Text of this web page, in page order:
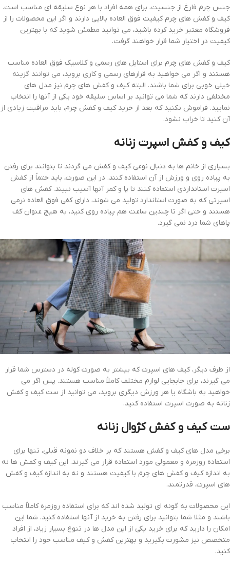
جنس چرم فارغ از جنسیت، برای همه افراد با هر نوع سلیقه ای مناسب است.
کیف و کفش های چرم کیفیت فوق العاده بالایی دارند و اگر این محصولات را از
فروشگاه معتبر خرید کرده باشید، می توانید مطمئن شوید که با بهترین
کیفیت در اختیار شما قرار خواهند گرفت.
کیف و کفش های چرم برای استایل های رسمی و کلاسیک فوق العاده مناسب
هستند و اگر می خواهید به قرارهای رسمی و کاری بروید، می توانند گزینه
خیلی خوبی برای شما باشند. البته کیف و کفش های چرم نیز مدل های
مختلفی دارند که شما می توانید بر اساس سلیقه خود یکی از آنها را انتخاب
نمایید. فراموش نکنید که بعد از خرید کیف و کفش چرم، باید مراقبت زیادی از
آن کنید تا خراب نشود.
کیف و کفش اسپرت زنانه
بسیاری از خانم ها به دنبال نوعی کیف و کفش می گردند تا بتوانند برای رفتن
به پیاده روی و ورزش از آن استفاده کنند. در این صورت، باید حتماً از کفش
اسپرت استانداردی استفاده کنند تا پا و کمر آنها آسیب نبیند. کفش های
اسپرتی که به صورت استاندارد تولید می شوند، دارای کفی فوق العاده نرمی
هستند و حتی اگر تا چندین ساعت هم پیاده روی کنید، به هیچ عنوان کف
پاهای شما درد نمی گیرد.
از طرف دیگر، کیف های اسپرت که بیشتر به صورت کوله در دسترس شما قرار
می گیرند، برای جابجایی لوازم مختلف کاملاً مناسب هستند. پس اگر می
خواهید به باشگاه یا هر ورزش دیگری بروید، می توانید از ست کیف و کفش
زنانه به صورت اسپرت استفاده کنید.
ست کیف و کفش کژوال زنانه
برخی مدل های کیف و کفش هستند که بر خلاف دو نمونه قبلی، تنها برای
استفاده روزمره و معمولی مورد استفاده قرار می گیرند. این کیف و کفش ها نه
به اندازه کیف و کفش های چرم با کیفیت هستند و نه به اندازه کیف و کفش
های اسپرت، قدرتمند.
این محصولات به گونه ای تولید شده اند که برای استفاده روزمره کاملاً مناسب
باشند و مثلا شما بتوانید برای رفتن به خرید از آنها استفاده کنید. شما این
امکان را دارید که برای خرید یکی از این مدل ها در تنوع بسیار زیاد، از افراد
متخصص نیز مشورت بگیرید و بهترین کفش و کیف مناسب خود را انتخاب
کنید.